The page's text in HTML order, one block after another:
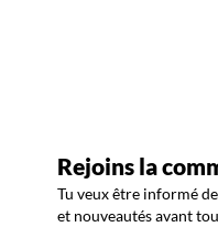
Rejoins la
Tu veux être informé
et nouveautés avant